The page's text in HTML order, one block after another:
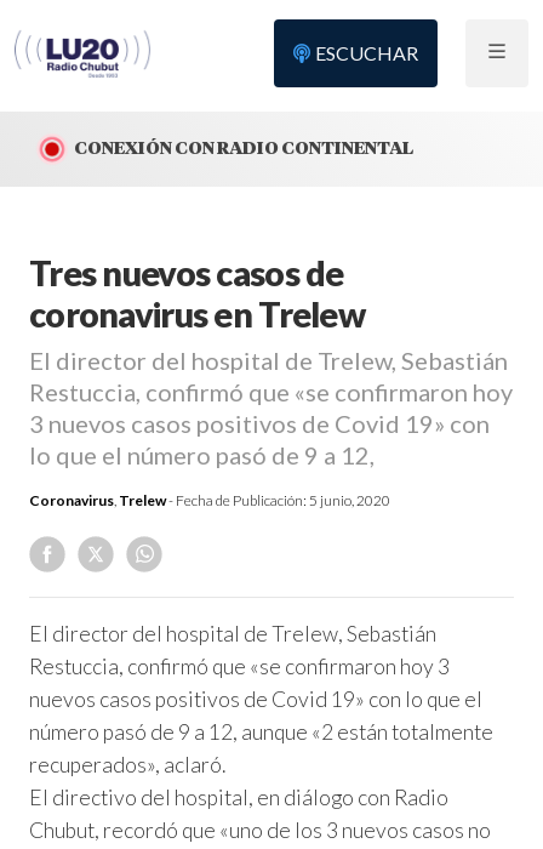
ESCUCHAR
CONEXIÓN CON RADIO CONTINENTAL
Tres nuevos casos de
coronavirus en Trelew
El director del hospital de Trelew, Sebastián
Restuccia, confirmó que «se confirmaron hoy
3 nuevos casos positivos de Covid 19» con
lo que el número pasó de 9 a 12,
Coronavirus, Trelew- Fecha de Publicación: 5 junio, 2020
El director del hospital de Trelew, Sebastián
Restuccia, confirmó que «se confirmaron hoy 3
nuevos casos positivos de Covid 19» con lo que el
número pasó de 9 a 12, aunque «2 están totalmente
recuperados», aclaró.
El directivo del hospital, en diálogo con Radio
Chubut, recordó que «uno de los 3 nuevos casos no